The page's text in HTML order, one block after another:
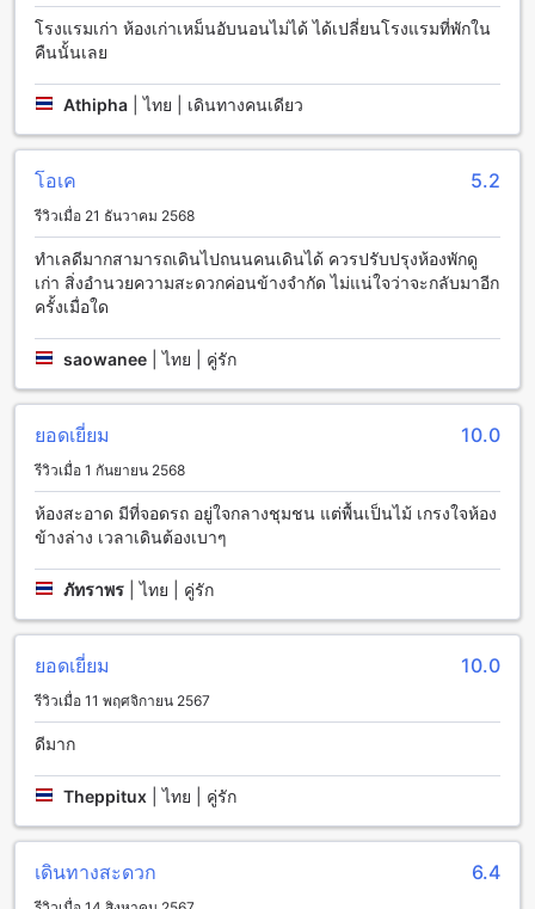
อย่างครบวงจร สำหรับผู้เข้าพักที่ต้องการสำรองทัวร์หรือการเดิน
ทางท่องเที่ยว โรงแรมมีบริการจองทัวร์ให้เพื่อช่วยให้ผู้เข้าพัก
สามารถสำรองทัวร์ได้อย่างง่ายดาย นอกจากนี้ โรงแรมยังมี
บริการจองรถเช่าให้เพื่อให้ผู้เข้าพักสามารถเดินทางด้วยรถส่วนตัว
ได้อย่างสะดวกสบาย และหากคุณต้องการใช้บริการแท็กซี่ เรายัง
มีบริการแท็กซี่ที่พร้อมให้บริการที่โรงแรม นอกจากนี้ยังมีที่จอดรถ
ในสถานที่และที่จอดรถฟรีสำหรับผู้เข้าพักที่มีรถส่วนตัว
สิ่งอำนวยความสะดวกในห้องพักที่โรงแรมสุขเกษม
โรงแรมสุขเกษม ในน่าน ไทย มีสิ่งอำนวยความสะดวกในห้องพักที่
ทันสมัยและครบครันที่จะทำให้คุณรู้สึกสะดวกสบายตลอดการเข้า
พักของคุณ ห้องพักทุกห้องมีระบบปรับอากาศเพื่อให้คุณสามารถ
ดาวเทียม/เคเบิลในห้องพักเพื่อให้คุณสามารถรับชมความบันเทิง
ได้ตลอดเวลา และที่ตั้งตู้เย็นในห้องพักจะช่วยให้คุณเก็บรักษา
อาหารและเครื่องดื่มของคุณให้สดชื่นได้ตลอดเวลา
สัมผัสความอร่อยในโรงแรมสุขเกษม
โรงแรมสุขเกษม ให้บริการอาหารที่น่าตื่นเต้นและอร่อยที่สุดใน
ท้องถิ่นน่าน คุณสามารถเพลิดเพลินกับรสชาติอาหารต้นตำรับไทย
และอาหารนานาชาติที่ร้านอาหารของโรงแรมได้ ร้านอาหารใน
นอกจากนี้ยังมีบริการห้องอาหารส่วนตัวที่สามารถจัดให้ตามความ
นอกจากนั้น โรงแรมสุขเกษมยังมีบริการห้องอาหารให้บริการใน
ห้องพัก ทำให้คุณสามารถสั่งอาหารได้ตลอด 24 ชั่วโมง คุณ
สามารถสั่งอาหารโดยตรงจากเมนูหรือสั่งอาหารที่คุณต้องการจาก
เมนูห้องพัก และพนักงานของโรงแรมจะนำอาหารมาส่งถึงห้องพัก
ของคุณอย่างรวดเร็วและสะดวกสบาย
โรงแรมสุขเกษมยังมีบริการเคลียร์ห้องและทำความสะอาดให้ทุก
วัน เพื่อให้คุณได้รับประสบการณ์การพักผ่อนที่สะดวกสบายที่สุด
ห้องพักที่โรงแรมสุขเกษมในน่าน
โรงแรมสุขเกษม ในน่าน มีห้องพักให้เลือกหลากหลายประเภท เริ่ม
ต้นจากห้อง Standard King Bed ขนาด 16 ตารางเมตร มีเตียงคิง
โรงแรมเก่า ห้องเก่าเหม็นอับนอนไม่ได้ ได้เปลี่ยนโรงแรมที่พักใน
คืนนั้นเลย
Athipha |ไทย | เดินทางคนเดียว
โอเค 5.2
รีวิวเมื่อ 21 ธันวาคม 2568
ทำเลดีมากสามารถเดินไปถนนคนเดินได้ ควรปรับปรุงห้องพักดู
เก่า สิ่งอำนวยความสะดวกค่อนข้างจำกัด ไม่แน่ใจว่าจะกลับมาอีก
ครั้งเมื่อใด
saowanee |ไทย | คู่รัก
ยอดเยี่ยม 10.0
รีวิวเมื่อ 1 กันยายน 2568
ห้องสะอาด มีที่จอดรถ อยู่ใจกลางชุมชน แต่พื้นเป็นไม้ เกรงใจห้อง
ข้างล่าง เวลาเดินต้องเบาๆ
ภัทราพร |ไทย | คู่รัก
ยอดเยี่ยม 10.0
รีวิวเมื่อ 11 พฤศจิกายน 2567
ดีมาก
Theppitux |ไทย | คู่รัก
เดินทางสะดวก 6.4